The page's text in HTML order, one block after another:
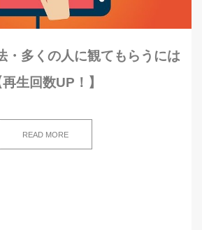
・多くの人に観てもらうには
再生回数UP！】
READ MORE